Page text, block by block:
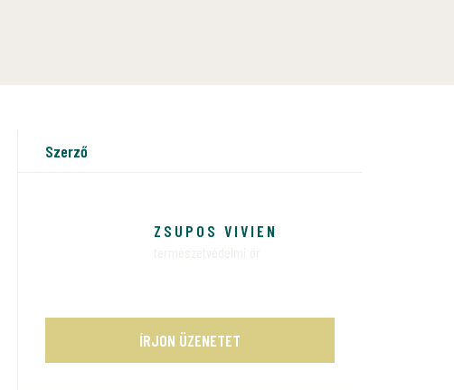
szerző
ZSUPOS VIVIEN
ÍRJON ÜZENETET